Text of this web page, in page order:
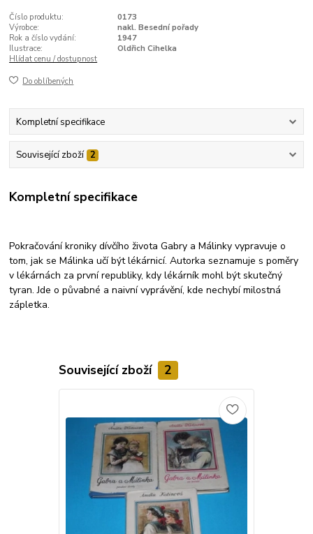
Číslo produktu:
0173
Výrobce:
nakl. Besední pořady
Rok a číslo vydání:
1947
Ilustrace:
Oldřich Cihelka
Hlídat cenu / dostupnost
Do oblíbených
Kompletní specifikace
Související zboží 2
Kompletní specifikace
Pokračování kroniky dívčího života Gabry a Málinky vypravuje o
tom, jak se Málinka učí být lékárnicí. Autorka seznamuje s poměry
v lékárnách za první republiky, kdy lékárník mohl být skutečný
tyran. Jde o půvabné a naivní vyprávění, kde nechybí milostná
zápletka.
Související zboží 2